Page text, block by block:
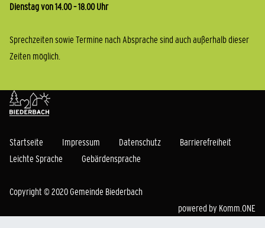
Dienstag von 14.00 – 18.00 Uhr
Sprechzeiten sowie Termine nach Absprache sind auch außerhalb dieser
Zeiten möglich.
Startseite Impressum Datenschutz
Barrierefreiheit
Leichte Sprache
Gebärdensprache
Copyright © 2020 Gemeinde Biederbach
powered by Komm.ONE